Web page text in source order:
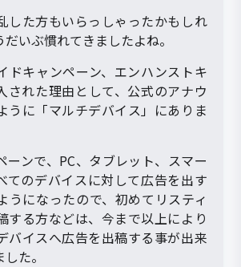
した方もいらっしゃったかもしれ
いぶ慣れてきましたよね。
ドキャンペーン、エンハンストキ
された理由として、公式のアナウ
うに「マルチデバイス」にありま
ーンで、PC、タブレット、スマー
てのデバイスに対して広告を出す
うになったので、初めてリスティ
する方などは、今まで以上により
バイスへ広告を出稿する事が出来
た。